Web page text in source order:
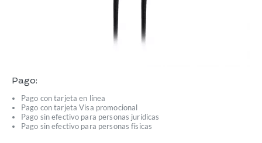
Pago:
Pago con tarjeta en línea
Pago con tarjeta Visa promocional
Pago sin efectivo para personas jurídicas
Pago sin efectivo para personas físicas